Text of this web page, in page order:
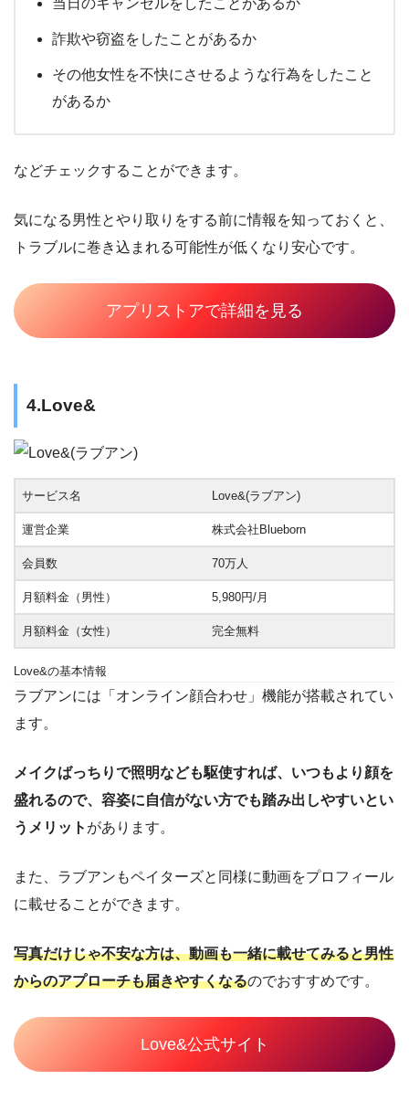
詐欺や窃盗をしたことがあるか
その他女性を不快にさせるような行為をしたこと
があるか
などチェックすることができます。
気になる男性とやり取りをする前に情報を知っておくと、
トラブルに巻き込まれる可能性が低くなり安心です。
アプリストアで詳細を見る
4.Love&
サービス名 Love&(ラブアン)
運営企業 株式会社Blueborn
会員数 70万人
月額料金（男性） 5,980円/月
月額料金（女性） 完全無料
Love&の基本情報
ラブアンには「オンライン顔合わせ」機能が搭載されてい
ます。
メイクばっちりで照明なども駆使すれば、いつもより顔を
盛れるので、容姿に自信がない方でも踏み出しやすいとい
うメリット があります。
また、ラブアンもペイターズと同様に動画をプロフィール
に載せることができます。
写真だけじゃ不安な方は、動画も一緒に載せてみると男性
からのアプローチも届きやすくなるのでおすすめです。
Love&公式サイト